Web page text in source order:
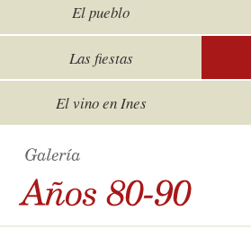
El pueblo
Las fiestas
El vino en Ines